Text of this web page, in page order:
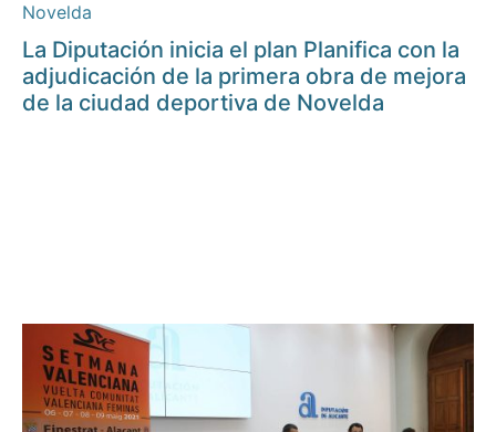
Novelda
La Diputación inicia el plan Planifica con la
adjudicación de la primera obra de mejora
de la ciudad deportiva de Novelda